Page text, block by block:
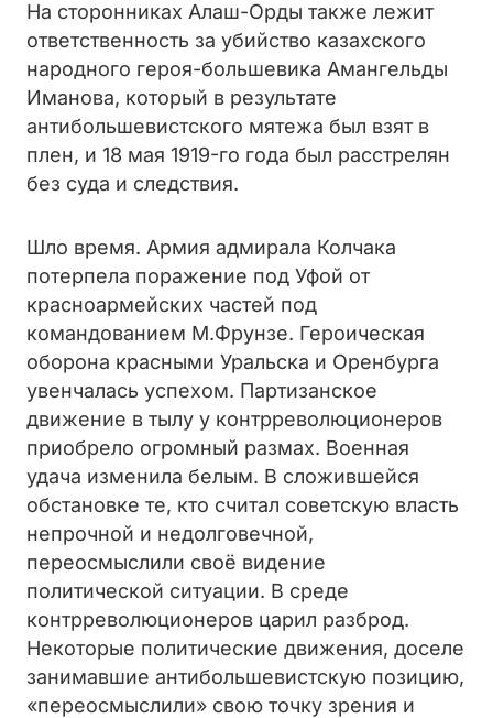
На сторонниках Алаш-Орды также лежит
ответственность за убийство казахского
народного героя-большевика Амангельды
Иманова, который в результате
антибольшевистского мятежа был взят в
плен, и 18 мая 1919-го года был расстрелян
без суда и следствия.
Шло время. Армия адмирала Колчака
потерпела поражение под Уфой от
красноармейских частей под
командованием М.Фрунзе. Героическая
оборона красными Уральска и Оренбурга
увенчалась успехом. Партизанское
движение в тылу у контрреволюционеров
приобрело огромный размах. Военная
удача изменила белым. В сложившейся
обстановке те, кто считал советскую власть
непрочной и недолговечной,
переосмыслили своё видение
политической ситуации. В среде
контрреволюционеров царил разброд.
Некоторые политические движения, доселе
занимавшие антибольшевистскую позицию,
«переосмыслили» свою точку зрения и